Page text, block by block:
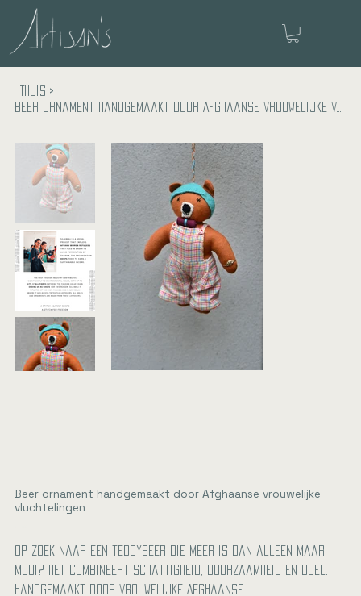
Thuis >
Beer ornament handgemaakt door Afghaanse vrouwelijke vluchtelingen
Beer ornament handgemaakt door Afghaanse vrouwelijke
vluchtelingen
Op zoek naar een teddybeer die meer is dan alleen maar
mooi? Het combineert schattigheid, duurzaamheid en doel.
Handgemaakt door vrouwelijke Afghaanse